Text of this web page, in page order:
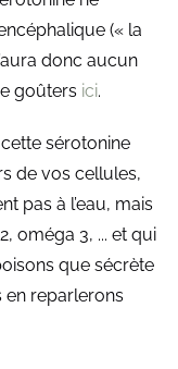
(« la
donc aucun
goûters ici.
sérotonine
de vos cellules,
pas à l’eau, mais
oméga 3, ... et qui
que sécrète
en reparlerons